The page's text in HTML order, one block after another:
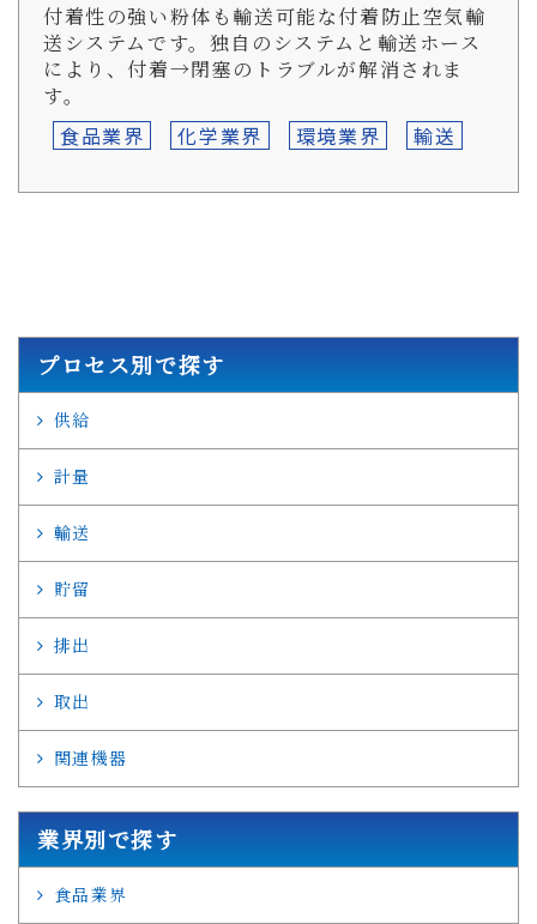
付着性の強い粉体も輸送可能な付着防止空気輸
送システムです。独自のシステムと輸送ホース
により、付着→閉塞のトラブルが解消されま
す。
食品業界 化学業界 環境業界 輸送
プロセス別で探す
供給
計量
輸送
貯留
排出
取出
関連機器
業界別で探す
食品業界